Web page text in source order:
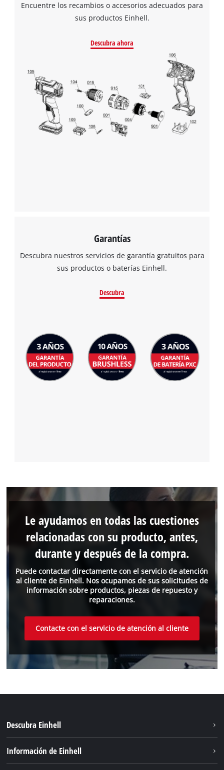
cargar el servicio Google Maps!
This content is not permitted to load due
to trackers that are not disclosed to the
visitor. The website owner needs to setup
the site with their CMP to add this content
to the list of technologies used.
Powered by
Usercentrics Consent
Management Platform
Encuentre los recambios o accesorios adecuados para
sus productos Einhell.
Descubra ahora
Garantías
Descubra nuestros servicios de garantía gratuitos para
sus productos o baterías Einhell.
Descubra
Puede contactar directamente con el servicio de atención
al cliente de Einhell. Nos ocupamos de sus solicitudes de
información sobre productos, piezas de repuesto y
reparaciones.
Le ayudamos en todas las cuestiones
relacionadas con su producto, antes,
durante y después de la compra.
Contacte con el servicio de atención al cliente
Descubra Einhell
Información de Einhell